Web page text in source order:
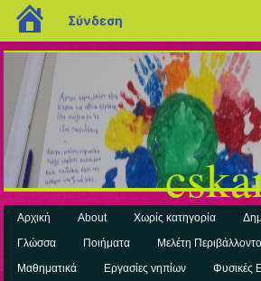
Αρχική About Χωρίς κατηγορία
Γλώσσα
Ποιήματα Μελέτη
Μαθηματικά
Εργασίες νηπίων
Φυσικές
blogs.sch.gr
Σύνδεση